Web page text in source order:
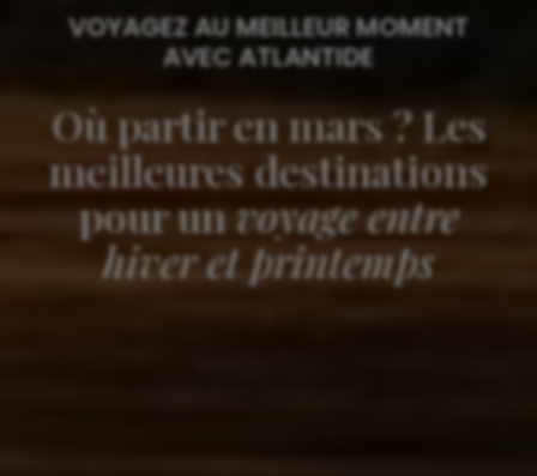
VOYAGEZ AU MEILLEUR MOMENT
AVEC ATLANTIDE
Où partir en mars ? Les
meilleures destinations
pour unvoyage entre
hiver et printemps